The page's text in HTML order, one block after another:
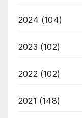
2024 (104)
2023 (102)
2022 (102)
2021 (148)